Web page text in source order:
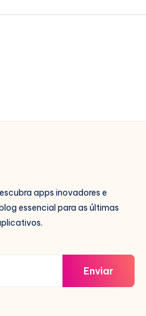
apps inovadores e
essencial para as últimas
Enviar